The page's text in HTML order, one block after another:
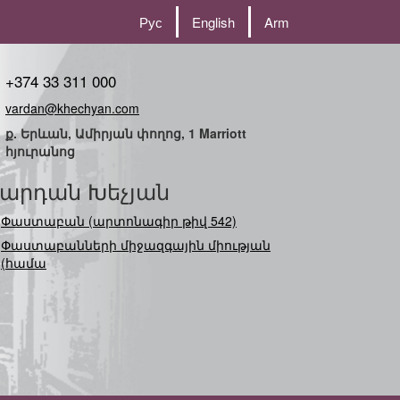
Рус English Arm
+374 33 311 000
vardan@khechyan.com
ք. Երևան, Ամիրյան փողոց, 1 Marriott
հյուրանոց
Խեչյան
Փաստաբան (արտոնագիր թիվ 542)
Փաստաբանների միջազգային միության
(համագործակցու